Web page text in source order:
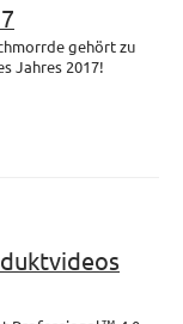
gehört zu
Jahres 2017!